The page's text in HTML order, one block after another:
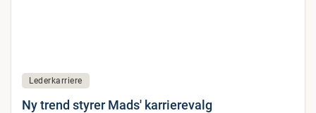
Lederkarriere
Ny trend styrer Mads' karrierevalg